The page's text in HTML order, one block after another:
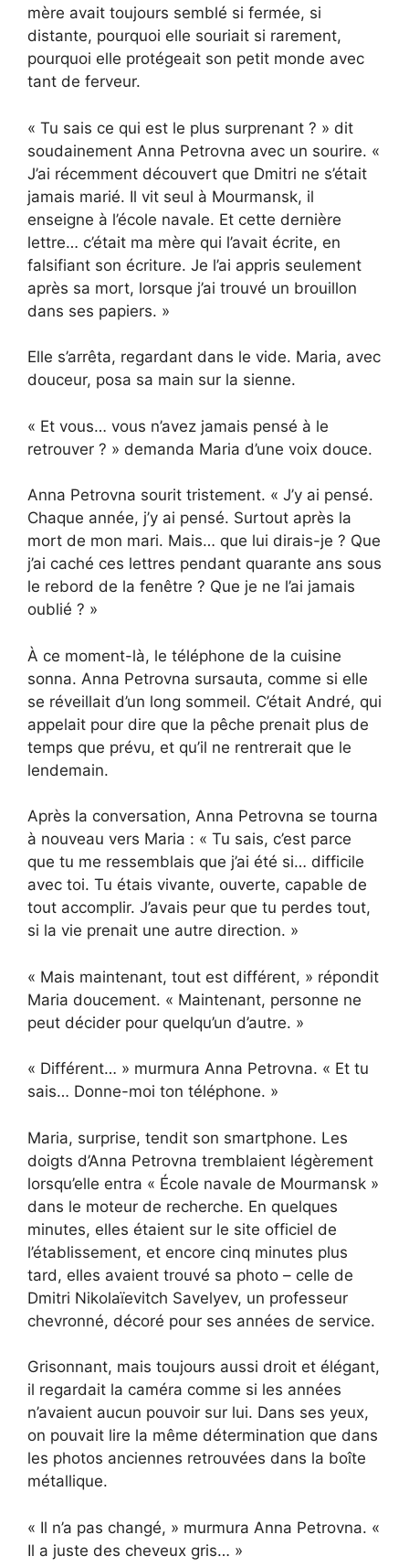
mère avait toujours semblé si fermée, si
distante, pourquoi elle souriait si rarement,
pourquoi elle protégeait son petit monde avec
tant de ferveur.
« Tu sais ce qui est le plus surprenant ? » dit
soudainement Anna Petrovna avec un sourire. «
J’ai récemment découvert que Dmitri ne s’était
jamais marié. Il vit seul à Mourmansk, il
enseigne à l’école navale. Et cette dernière
lettre… c’était ma mère qui l’avait écrite, en
falsifiant son écriture. Je l’ai appris seulement
après sa mort, lorsque j’ai trouvé un brouillon
dans ses papiers. »
Elle s’arrêta, regardant dans le vide. Maria, avec
douceur, posa sa main sur la sienne.
« Et vous… vous n’avez jamais pensé à le
retrouver ? » demanda Maria d’une voix douce.
Anna Petrovna sourit tristement. « J’y ai pensé.
Chaque année, j’y ai pensé. Surtout après la
mort de mon mari. Mais… que lui dirais-je ? Que
j’ai caché ces lettres pendant quarante ans sous
le rebord de la fenêtre ? Que je ne l’ai jamais
oublié ? »
À ce moment-là, le téléphone de la cuisine
sonna. Anna Petrovna sursauta, comme si elle
se réveillait d’un long sommeil. C’était André, qui
appelait pour dire que la pêche prenait plus de
temps que prévu, et qu’il ne rentrerait que le
lendemain.
Après la conversation, Anna Petrovna se tourna
à nouveau vers Maria : « Tu sais, c’est parce
que tu me ressemblais que j’ai été si… difficile
avec toi. Tu étais vivante, ouverte, capable de
tout accomplir. J’avais peur que tu perdes tout,
si la vie prenait une autre direction. »
« Mais maintenant, tout est différent, » répondit
Maria doucement. « Maintenant, personne ne
peut décider pour quelqu’un d’autre. »
« Différent… » murmura Anna Petrovna. « Et tu
sais… Donne-moi ton téléphone. »
Maria, surprise, tendit son smartphone. Les
doigts d’Anna Petrovna tremblaient légèrement
lorsqu’elle entra « École navale de Mourmansk »
dans le moteur de recherche. En quelques
minutes, elles étaient sur le site officiel de
l’établissement, et encore cinq minutes plus
tard, elles avaient trouvé sa photo – celle de
Dmitri Nikolaïevitch Savelyev, un professeur
chevronné, décoré pour ses années de service.
Grisonnant, mais toujours aussi droit et élégant,
il regardait la caméra comme si les années
n’avaient aucun pouvoir sur lui. Dans ses yeux,
on pouvait lire la même détermination que dans
les photos anciennes retrouvées dans la boîte
métallique.
« Il n’a pas changé, » murmura Anna Petrovna. «
Il a juste des cheveux gris… »